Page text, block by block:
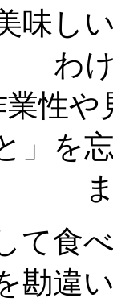
味し
わ
性
」を
て食
勘違